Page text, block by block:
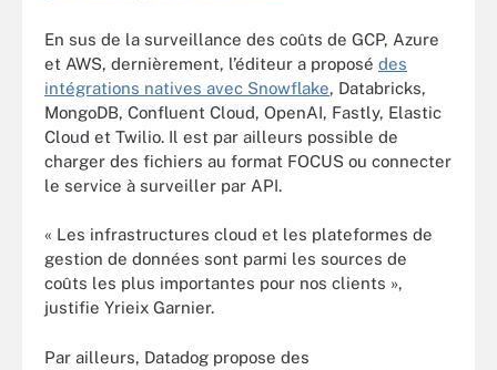
En sus de la surveillance des coûts de GCP, Azure
et AWS, dernièrement, l’éditeur a proposé des
intégrations natives avec Snowflake, Databricks,
MongoDB, Confluent Cloud, OpenAI, Fastly, Elastic
Cloud et Twilio. Il est par ailleurs possible de
charger des fichiers au format FOCUS ou connecter
le service à surveiller par API.
« Les infrastructures cloud et les plateformes de
gestion de données sont parmi les sources de
coûts les plus importantes pour nos clients »,
justifie Yrieix Garnier.
Par ailleurs, Datadog propose des